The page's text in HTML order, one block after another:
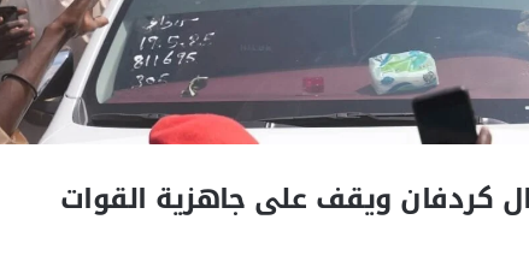
كردفان ويقف على جاهزية القوات